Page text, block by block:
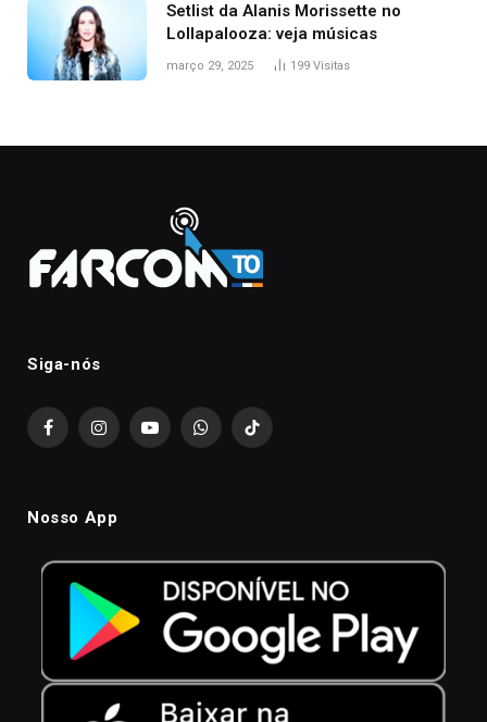
Setlist da Alanis Morissette no
Lollapalooza: veja músicas
março 29, 2025 199 Visitas
Siga-nós
FacebookInstagramYouTubeWhatsAppTikTok
Nosso App